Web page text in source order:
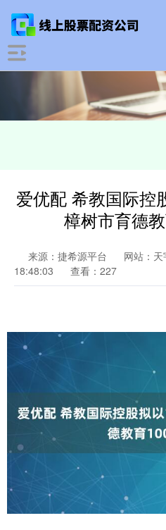
爱优配 希教国际控
樟树市育德
来源：捷希源平台 网站：
18:48:03
查看：227